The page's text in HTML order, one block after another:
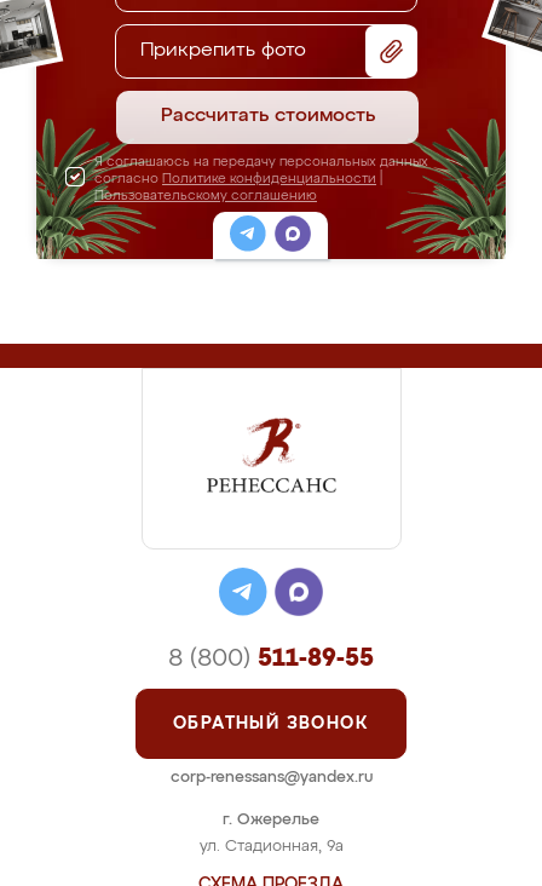
Кухня "Воля"
Цена: от 39 000 руб. за п.м.
ПОДРОБНЕЕ
Цена: от 38 000 руб. за п.м.